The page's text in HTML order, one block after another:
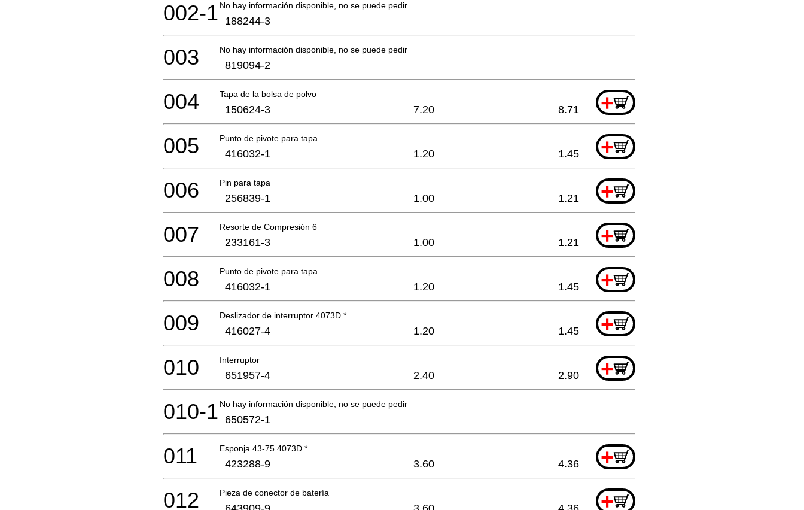
No hay información disponible, no se puede pedir
002-1 188244-3
No hay información disponible, no se puede pedir
003 819094-2
Tapa de la bolsa de polvo +
004 150624-3 7.20 8.71
Punto de pivote para tapa +
005 416032-1 1.20 1.45
Pin para tapa +
006 256839-1 1.00 1.21
Resorte de Compresión 6 +
007 233161-3 1.00 1.21
Punto de pivote para tapa +
008 416032-1 1.20 1.45
Deslizador de interruptor 4073D * +
009 416027-4 1.20 1.45
Interruptor +
010 651957-4 2.40 2.90
No hay información disponible, no se puede pedir
010-1 650572-1
Esponja 43-75 4073D * +
011 423288-9 3.60 4.36
Pieza de conector de batería +
012